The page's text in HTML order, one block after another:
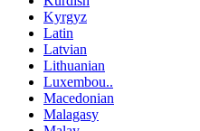
Kyrgyz
Latin
Latvian
Lithuanian
Luxembou..
Macedonian
Malagasy